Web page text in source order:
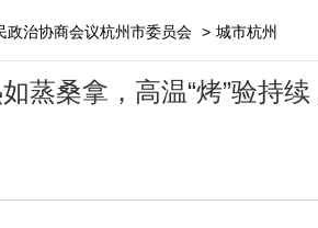
政治协商会议杭州市委员会 > 城市杭州
蒸桑拿，高温“烤”验持